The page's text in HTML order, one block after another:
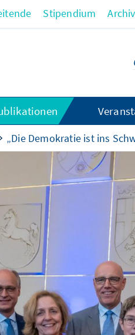
Stipendium
„Die Demokratie ist ins